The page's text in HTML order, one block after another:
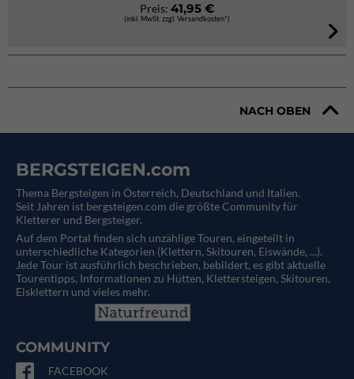
Preis: 41,95 €
(inkl. MwSt. zzgl. Versandkosten*)
NACH OBEN
BERGSTEIGEN.com
Thema Bergsteigen in Österreich, Deutschland und Italien.
Seit Jahren ist bergsteigen.com die größte Community für
Kletterer und Bergsteiger.
Auf dem Portal finden sich unzählige Touren, eingeteilt in
unterschiedliche Kategorien (Klettern, Skitouren, Eiswände, ...).
Jede Tour ist ausführlich beschrieben, bebildert, es gibt aktuelle
Tourentipps, Informationen zu Hütten, Klettersteigen, Skitouren,
Eisklettern und vieles mehr.
COMMUNITY
FACEBOOK